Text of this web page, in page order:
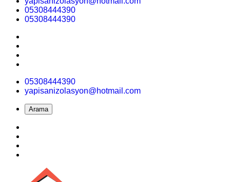
05308444390
05308444390
05308444390
yapisanizolasyon@hotmail.com
Arama